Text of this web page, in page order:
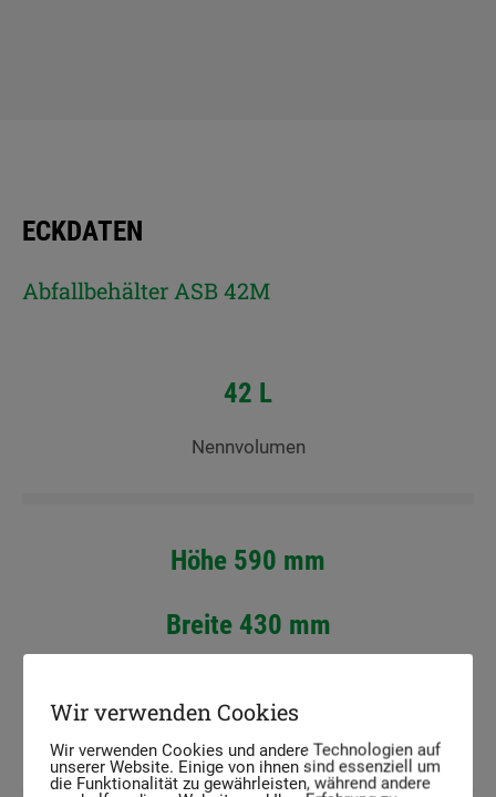
ECKDATEN
Abfallbehälter ASB 42M
42 L
Nennvolumen
Höhe 590 mm
Breite 430 mm
Abmessungen
Wir verwenden Cookies
Wir verwenden Cookies und andere Technologien auf
unserer Website. Einige von ihnen sind essenziell um
die Funktionalität zu gewährleisten, während andere